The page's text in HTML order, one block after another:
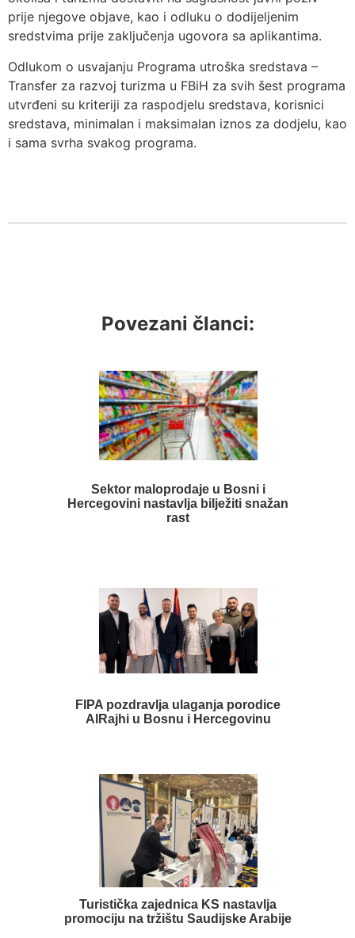
prije njegove objave, kao i odluku o dodijeljenim
sredstvima prije zaključenja ugovora sa aplikantima.
Odlukom o usvajanju Programa utroška sredstava –
Transfer za razvoj turizma u FBiH za svih šest programa
utvrđeni su kriteriji za raspodjelu sredstava, korisnici
sredstava, minimalan i maksimalan iznos za dodjelu, kao
i sama svrha svakog programa.
Povezani članci:
Sektor maloprodaje u Bosni i
Hercegovini nastavlja bilježiti snažan
rast
FIPA pozdravlja ulaganja porodice
AlRajhi u Bosnu i Hercegovinu
Turistička zajednica KS nastavlja
promociju na tržištu Saudijske Arabije